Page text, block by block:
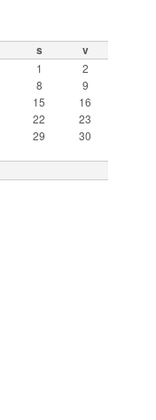
s v
1
2
8
9
15
16
22
23
29
30